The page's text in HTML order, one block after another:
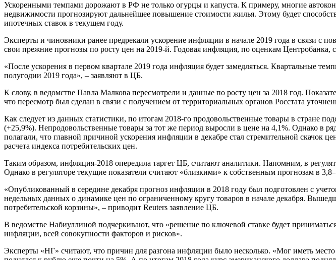
Ускоренными темпами дорожают в РФ не только огурцы и капуста. К примеру, многие
недвижимости прогнозируют дальнейшее повышение стоимости жилья. Этому будет
ипотечных ставок в текущем году.
Эксперты и чиновники ранее предрекали ускорение инфляции в начале 2019 года в связи
свои прежние прогнозы по росту цен на 2019-й. Годовая инфляция, по оценкам Центробанка,
«После ускорения в первом квартале 2019 года инфляция будет замедляться. Квартальные
полугодии 2019 года», – заявляют в ЦБ.
К слову, в ведомстве Павла Малкова пересмотрели и данные по росту цен за 2018 год.
что пересмотр был сделан в связи с получением от территориальных органов Росстата
Как следует из данных статистики, по итогам 2018-го продовольственные товары в стране
(+25,9%). Непродовольственные товары за тот же период выросли в цене на 4,1%. Однако в
полагали, что главной причиной ускорения инфляции в декабре стал стремительной
расчета индекса потребительских цен.
Таким образом, инфляция-2018 опередила таргет ЦБ, считают аналитики. Напомним, в
Однако в регуляторе текущие показатели считают «близкими» к собственным прогнозам в
«Опубликованный в середине декабря прогноз инфляции в 2018 году был подготовлен с
недельных данных о динамике цен по ограниченному кругу товаров в начале декабря.
потребительской корзины», – приводит Reuters заявление ЦБ.
В ведомстве Набиуллиной подчеркивают, что «решение по ключевой ставке будет
инфляции, всей совокупности факторов и рисков».
Эксперты «НГ» считают, что причин для разгона инфляции было несколько. «Мог иметь